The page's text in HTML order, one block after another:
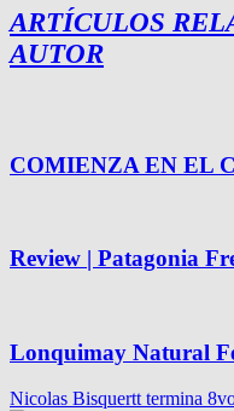
ARTÍCULOS
AUTOR
COMIENZA EN EL
Review | Patagonia
Lonquimay Natural
Nicolas Bisquertt termina